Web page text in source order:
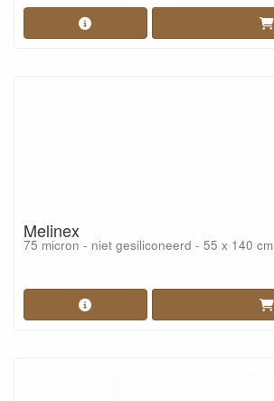
Melinex
75 micron - niet gesiliconeerd - 55 x 140 cm